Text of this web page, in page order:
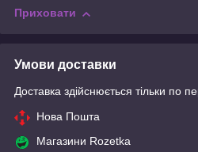
Приховати
Умови доставки
Доставка здійснюється тільки по
Нова Пошта
Магазини Rozetka